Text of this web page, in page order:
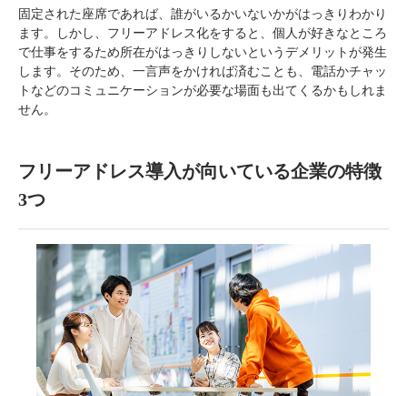
固定された座席であれば、誰がいるかいないかがはっきりわかり
ます。しかし、フリーアドレス化をすると、個人が好きなところ
で仕事をするため所在がはっきりしないというデメリットが発生
します。そのため、一言声をかければ済むことも、電話かチャッ
トなどのコミュニケーションが必要な場面も出てくるかもしれま
せん。
フリーアドレス導入が向いている企業の特徴
3つ